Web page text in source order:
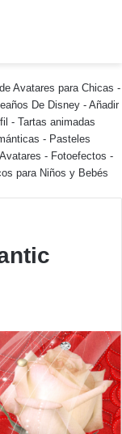
Avatares para Chicas -
De Disney - Añadir
- Tartas animadas
- Pasteles
- Fotoefectos -
para Niños y Bebés